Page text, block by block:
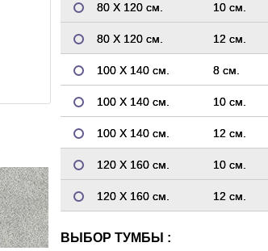
80 Х 120 см. 10 см.
80 Х 120 см. 12 см.
100 Х 140 см. 8 см.
100 Х 140 см. 10 см.
100 Х 140 см. 12 см.
120 Х 160 см. 10 см.
120 Х 160 см. 12 см.
ВЫБОР ТУМБЫ :